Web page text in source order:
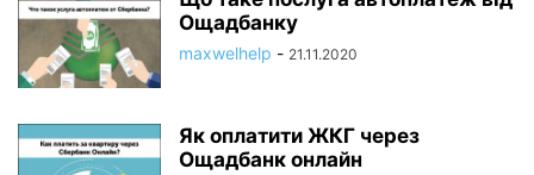
Ощадбанку
maxwelhelp - 21.11.2020
Як оплатити ЖКГ через
Ощадбанк онлайн